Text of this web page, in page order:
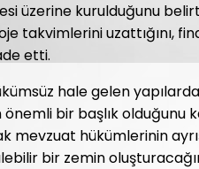
üzerine kurulduğunu
takvimlerini uzattığını,
etti.
hale gelen
önemli bir başlık olduğunu
mevzuat hükümlerinin
bir zemin